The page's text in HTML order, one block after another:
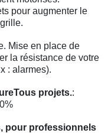
pour augmenter le
Mise en place de
la résistance de votre
: alarmes).
projets.:
pour professionnels